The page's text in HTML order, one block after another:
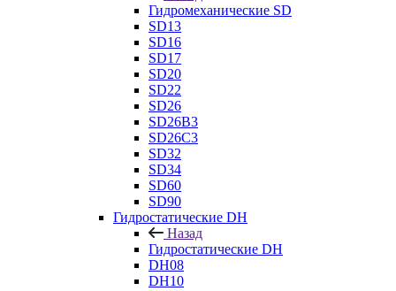
Гидромеханические SD
SD13
SD16
SD17
SD20
SD22
SD26
SD26B3
SD26C3
SD32
SD34
SD60
SD90
Гидростатические DH
Назад
Гидростатические DH
DH08
DH10